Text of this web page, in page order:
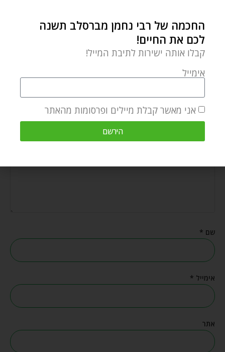
הוספת תגובה
שם *
אימייל *
אתר
החכמה של רבי נחמן מברסלב תשנה
לכם את החיים!
קבלו אותה ישירות לתיבת המייל!
אימייל
אני מאשר קבלת מיילים ופרסומות מהאתר
הירשם